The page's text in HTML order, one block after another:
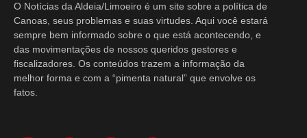
O Notícias da Aldeia/Limoeiro é um site sobre a política de
Canoas, seus problemas e suas virtudes. Aqui você estará
sempre bem informado sobre o que está acontecendo, e
das movimentações de nossos queridos gestores e
fiscalizadores. Os conteúdos trazem a informação da
melhor forma e com a “pimenta natural” que envolve os
fatos.